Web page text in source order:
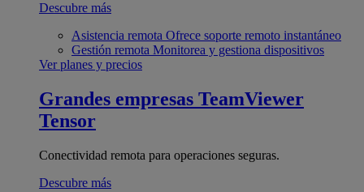
Descubre más
Asistencia remota Ofrece soporte remoto instantáneo
Gestión remota Monitorea y gestiona dispositivos
Ver planes y precios
Grandes empresas TeamViewer
Tensor
Conectividad remota para operaciones seguras.
Descubre más